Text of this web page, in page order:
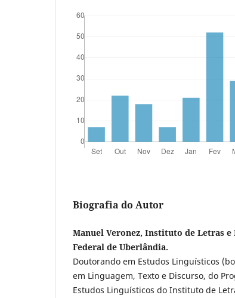
Biografia do Autor
Manuel Veronez, Instituto de Letras
Federal de Uberlândia.
Doutorando em Estudos Linguísticos
em Linguagem, Texto e Discurso, do
Estudos Linguísticos do Instituto de